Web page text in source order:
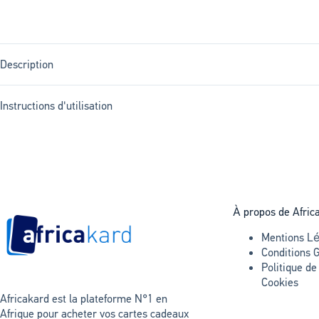
Description
Instructions d'utilisation
Africakard est la plateforme N°1 en
Afrique pour acheter vos cartes cadeaux
À propos de
Mentions
Conditions
Politique
Cookies